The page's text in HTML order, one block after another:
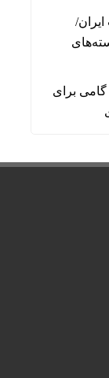
ایران/
گامی برای